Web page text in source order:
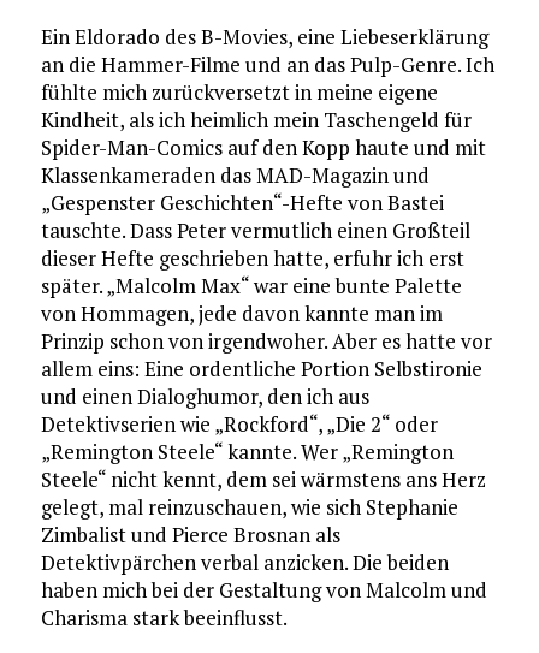
Ein Eldorado des B-Movies, eine Liebeserklärung
an die Hammer-Filme und an das Pulp-Genre. Ich
fühlte mich zurückversetzt in meine eigene
Kindheit, als ich heimlich mein Taschengeld für
Spider-Man-Comics auf den Kopp haute und mit
Klassenkameraden das MAD-Magazin und
„Gespenster Geschichten“-Hefte von Bastei
tauschte. Dass Peter vermutlich einen Großteil
dieser Hefte geschrieben hatte, erfuhr ich erst
später. „Malcolm Max“ war eine bunte Palette
von Hommagen, jede davon kannte man im
Prinzip schon von irgendwoher. Aber es hatte vor
allem eins: Eine ordentliche Portion Selbstironie
und einen Dialoghumor, den ich aus
Detektivserien wie „Rockford“, „Die 2“ oder
„Remington Steele“ kannte. Wer „Remington
Steele“ nicht kennt, dem sei wärmstens ans Herz
gelegt, mal reinzuschauen, wie sich Stephanie
Zimbalist und Pierce Brosnan als
Detektivpärchen verbal anzicken. Die beiden
haben mich bei der Gestaltung von Malcolm und
Charisma stark beeinflusst.